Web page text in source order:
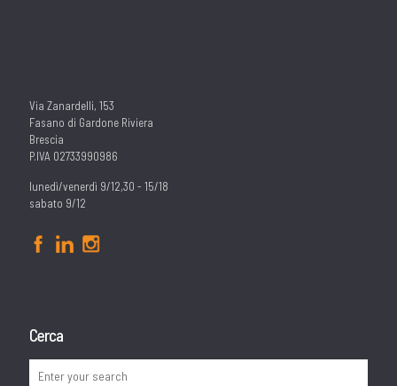
Via Zanardelli, 153
Fasano di Gardone Riviera
Brescia
P.IVA 02733990986
lunedì/venerdì 9/12,30 - 15/18
sabato 9/12
Cerca